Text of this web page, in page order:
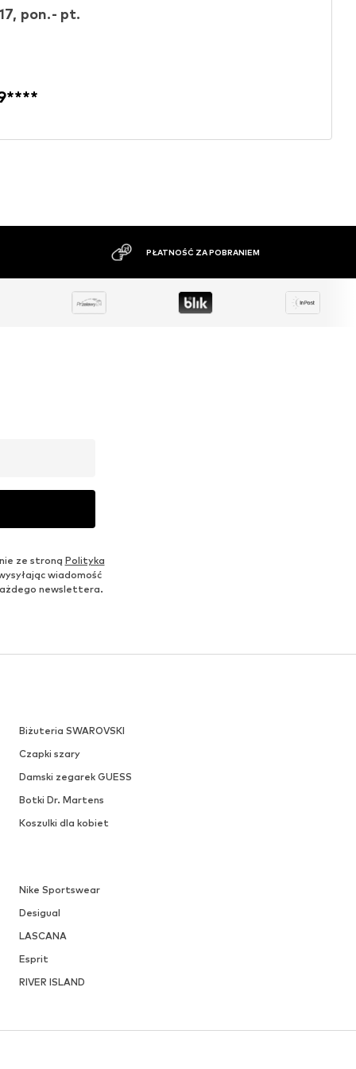
pon.- pt.
DUŻY ASORTYMENT
ze stroną Polityka
wiadomość
newslettera.
Biżuteria SWAROVSKI
Czapki szary
Damski zegarek GUESS
Botki Dr. Martens
Koszulki dla kobiet
Nike Sportswear
Desigual
LASCANA
Esprit
RIVER ISLAND